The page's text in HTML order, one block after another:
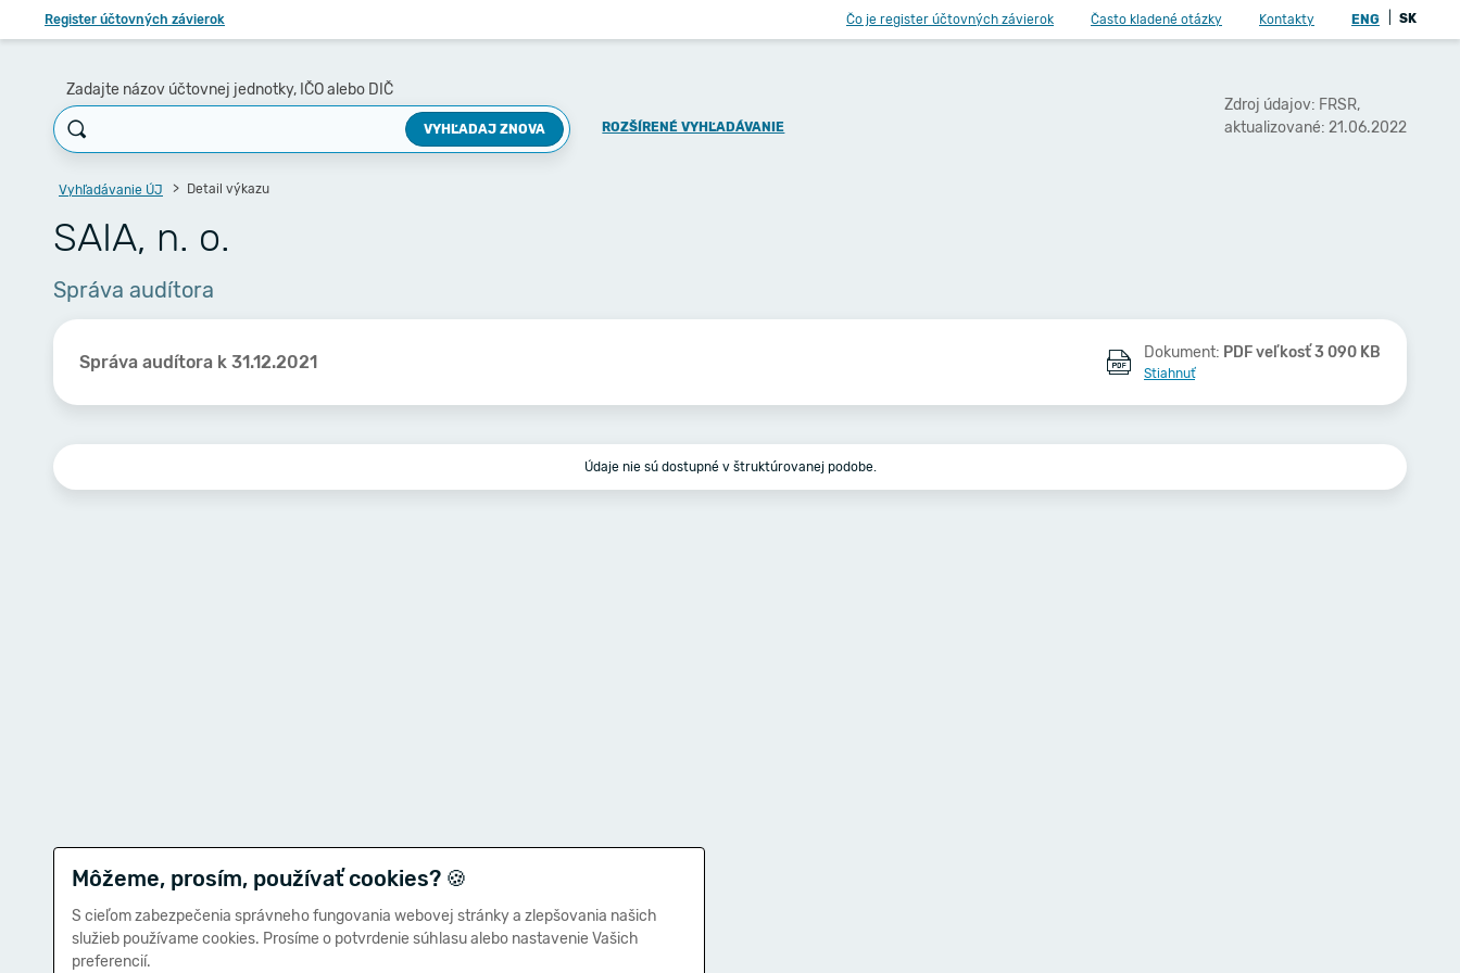
Register účtovných závierok Čo je register účtovných závierok Často kladené otázky Kontakty ENG SK
Zadajte názov účtovnej jednotky, IČO alebo DIČ
VYHĽADAJ ZNOVA ROZŠÍRENÉ VYHĽADÁVANIE
Zdroj údajov: FRSR,
aktualizované: 21.06.2022
Vyhľadávanie ÚJ Detail výkazu
SAIA, n. o.
Správa audítora
Správa audítora k 31.12.2021 Dokument: PDF veľkosť 3 090 KB
Stiahnuť
Údaje nie sú dostupné v štruktúrovanej podobe.
Môžeme, prosím, používať cookies? 🍪
S cieľom zabezpečenia správneho fungovania webovej stránky a zlepšovania našich
služieb používame cookies. Prosíme o potvrdenie súhlasu alebo nastavenie Vašich
preferencií.